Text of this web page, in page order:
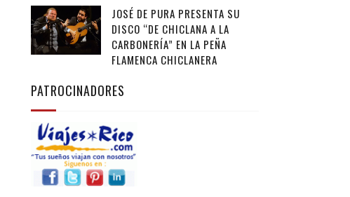
JOSÉ DE PURA PRESENTA SU
DISCO “DE CHICLANA A LA
CARBONERÍA” EN LA PEÑA
FLAMENCA CHICLANERA
PATROCINADORES